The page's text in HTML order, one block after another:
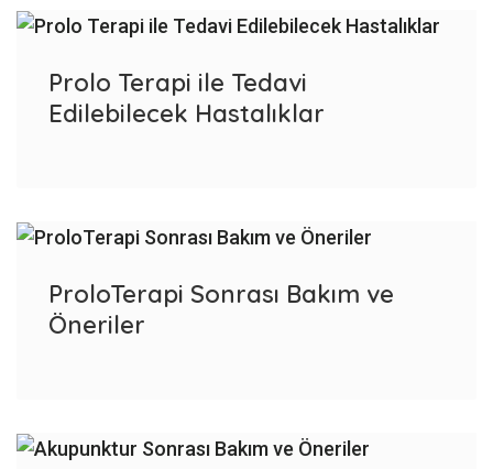
Prolo Terapi ile Tedavi
Edilebilecek Hastalıklar
ProloTerapi Sonrası Bakım ve
Öneriler